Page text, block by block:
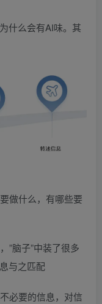
什么会有AI味。其
做什么，有哪些要
”脑子”中装了很多
与之匹配
必要的信息，对信